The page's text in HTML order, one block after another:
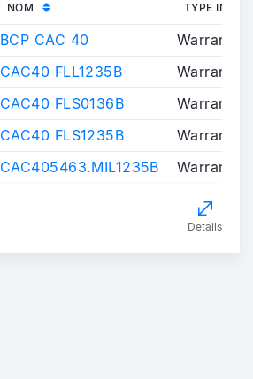
NOM TYPE
BCP CAC 40
Warrants/
CAC40 FLL1235B
Warrants/
CAC40 FLS0136B
Warrants/
CAC40 FLS1235B
Warrants/
CAC405463.MIL1235B Warrants/
Details